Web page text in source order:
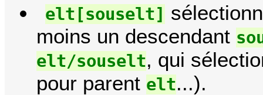
elt[souselt]
moins un descendant
elt/souselt, qui
pour parent elt...).